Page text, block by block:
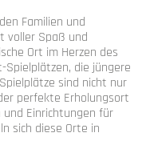
Familien und
voller Spaß und
Ort im Herzen des
die jüngere
sind nicht nur
perfekte Erholungsort
Einrichtungen für
sich diese Orte in